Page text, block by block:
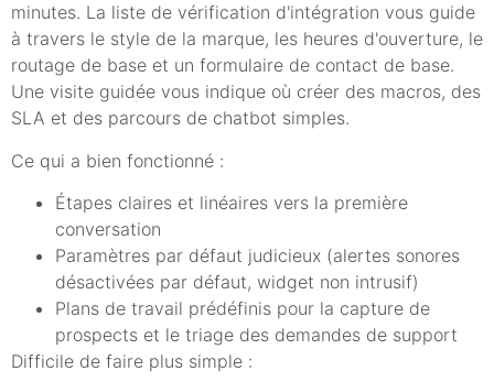
minutes. La liste de vérification d'intégration vous guide
à travers le style de la marque, les heures d'ouverture, le
routage de base et un formulaire de contact de base.
Une visite guidée vous indique où créer des macros, des
SLA et des parcours de chatbot simples.
Ce qui a bien fonctionné :
Étapes claires et linéaires vers la première
conversation
Paramètres par défaut judicieux (alertes sonores
désactivées par défaut, widget non intrusif)
Plans de travail prédéfinis pour la capture de
prospects et le triage des demandes de support
Difficile de faire plus simple :